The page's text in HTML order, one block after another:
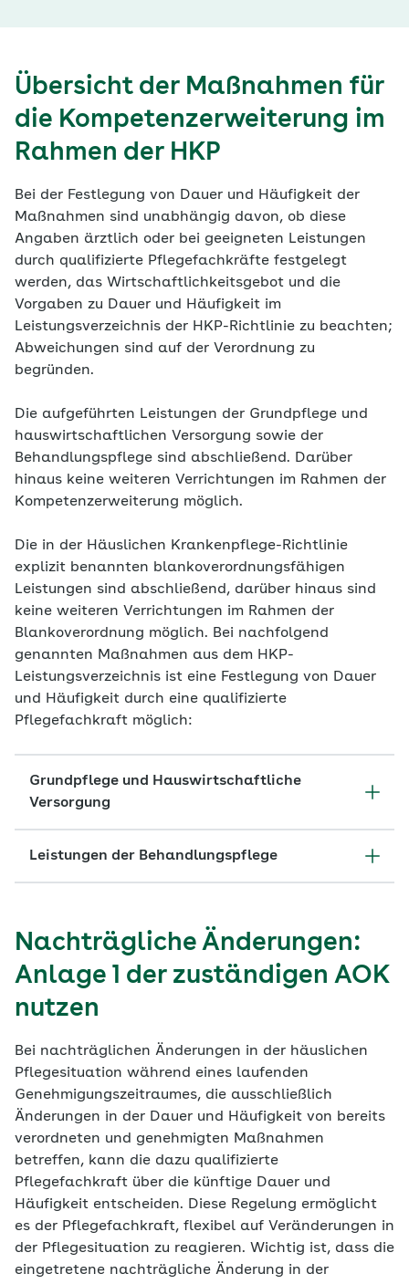
Übersicht der Maßnahmen für
die Kompetenzerweiterung im
Rahmen der HKP
Bei der Festlegung von Dauer und Häufigkeit der
Maßnahmen sind unabhängig davon, ob diese
Angaben ärztlich oder bei geeigneten Leistungen
durch qualifizierte Pflegefachkräfte festgelegt
werden, das Wirtschaftlichkeitsgebot und die
Vorgaben zu Dauer und Häufigkeit im
Leistungsverzeichnis der HKP-Richtlinie zu beachten;
Abweichungen sind auf der Verordnung zu
begründen.
Die aufgeführten Leistungen der Grundpflege und
hauswirtschaftlichen Versorgung sowie der
Behandlungspflege sind abschließend. Darüber
hinaus keine weiteren Verrichtungen im Rahmen der
Kompetenzerweiterung möglich.
Die in der Häuslichen Krankenpflege-Richtlinie
explizit benannten blankoverordnungsfähigen
Leistungen sind abschließend, darüber hinaus sind
keine weiteren Verrichtungen im Rahmen der
Blankoverordnung möglich. Bei nachfolgend
genannten Maßnahmen aus dem HKP-
Leistungsverzeichnis ist eine Festlegung von Dauer
und Häufigkeit durch eine qualifizierte
Pflegefachkraft möglich:
Grundpflege und Hauswirtschaftliche
Versorgung
Leistungen der Behandlungspflege
Nachträgliche Änderungen:
Anlage 1 der zuständigen AOK
nutzen
Bei nachträglichen Änderungen in der häuslichen
Pflegesituation während eines laufenden
Genehmigungszeitraumes, die ausschließlich
Änderungen in der Dauer und Häufigkeit von bereits
verordneten und genehmigten Maßnahmen
betreffen, kann die dazu qualifizierte
Pflegefachkraft über die künftige Dauer und
Häufigkeit entscheiden. Diese Regelung ermöglicht
es der Pflegefachkraft, flexibel auf Veränderungen in
der Pflegesituation zu reagieren. Wichtig ist, dass die
eingetretene nachträgliche Änderung in der